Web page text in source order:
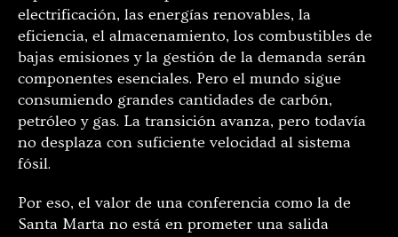
electrificación, las energías renovables, la
eficiencia, el almacenamiento, los combustibles de
bajas emisiones y la gestión de la demanda serán
componentes esenciales. Pero el mundo sigue
consumiendo grandes cantidades de carbón,
petróleo y gas. La transición avanza, pero todavía
no desplaza con suficiente velocidad al sistema
fósil.
Por eso, el valor de una conferencia como la de
Santa Marta no está en prometer una salida